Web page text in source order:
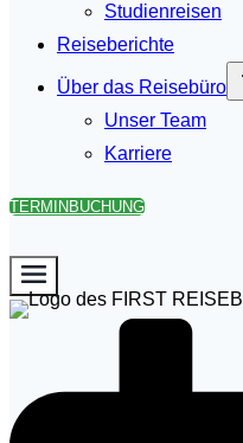
Studienreisen
Reiseberichte
Über das Reisebüro
Unser Team
Karriere
TERMINBUCHUNG